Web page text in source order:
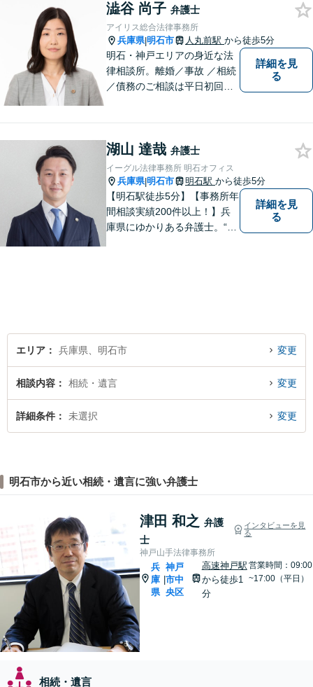
澁谷 尚子 弁護士
アイリス総合法律事務所
兵庫県|明石市 人丸前駅 から徒歩5分
明石・神戸エリアの身近な法
律相談所。離婚／事故 ／相続
／債務のご相談は平日初回３
詳細を見
る
湖山 達哉 弁護士
イーグル法律事務所 明石オフィス
兵庫県|明石市 明石駅 から徒歩5分
【明石駅徒歩5分】【事務所年
間相談実績200件以上！】兵
庫県にゆかりある弁護士。“プ
詳細を見
る
エリア 兵庫県、明石市 変更
相談内容 相続・遺言 変更
詳細条件 未選択 変更
明石市から近い相続・遺言に強い弁護士
津田 和之 弁護
士
インタビューを見
る
神戸山手法律事務所
兵
庫
県
神戸
市中
央区
高速神戸駅
から徒歩1
分
営業時間：09:00
~17:00（平日）
相続・遺言